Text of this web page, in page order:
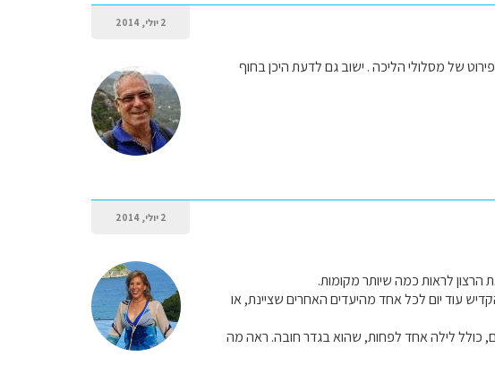
2 יולי, 2014
של מסלולי הליכה . ישוב גם לדעת היכן בחוף
2 יולי, 2014
עוד יום לכל אחד מהיעדים האחרים שציינת, או
כולל לילה אחד לפחות, שהוא בגדר חובה. ראה מה